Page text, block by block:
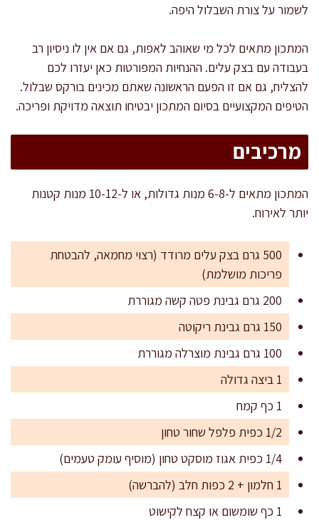
לשמור על צורת השבלול היפה.
המתכון מתאים לכל מי שאוהב לאפות, גם אם אין לו ניסיון רב
בעבודה עם בצק עלים. ההנחיות המפורטות כאן יעזרו לכם
להצליח, גם אם זו הפעם הראשונה שאתם מכינים בורקס שבלול.
הטיפים המקצועיים בסיום המתכון יבטיחו תוצאה מדויקת ופריכה.
מרכיבים
המתכון מתאים ל-6-8 מנות גדולות, או ל-10-12 מנות קטנות
יותר לאירוח.
500 גרם בצק עלים מרודד (רצוי מחמאה, להבטחת
פריכות מושלמת)
200 גרם גבינת פטה קשה מגוררת
150 גרם גבינת ריקוטה
100 גרם גבינת מוצרלה מגוררת
1 ביצה גדולה
1 כף קמח
1/2 כפית פלפל שחור טחון
1/4 כפית אגוז מוסקט טחון (מוסיף עומק טעמים)
1 חלמון + 2 כפות חלב (להברשה)
1 כף שומשום או קצח לקישוט